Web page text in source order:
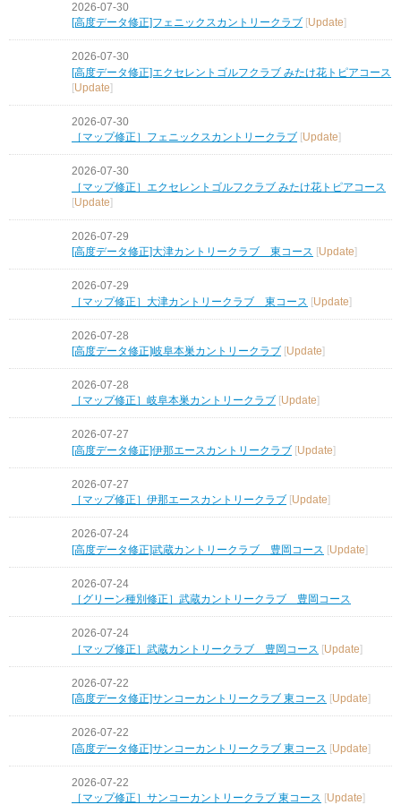
2026-07-30
[高度データ修正]フェニックスカントリークラブ
Update
2026-07-30
[高度データ修正]エクセレントゴルフクラブ みたけ花トピアコース
[Update]
2026-07-30
［マップ修正］フェニックスカントリークラブ [Update]
2026-07-30
［マップ修正］エクセレントゴルフクラブ みたけ花トピアコース
[Update]
2026-07-29
[高度データ修正]大津カントリークラブ 東コース [Update]
2026-07-29
［マップ修正］大津カントリークラブ 東コース [Update]
2026-07-28
[高度データ修正]岐阜本巣カントリークラブ [Update]
2026-07-28
［マップ修正］岐阜本巣カントリークラブ
Update
2026-07-27
[高度データ修正]伊那エースカントリークラブ [Update]
2026-07-27
［マップ修正］伊那エースカントリークラブ
Update
2026-07-24
[高度データ修正]武蔵カントリークラブ 豊岡コース [Update]
2026-07-24
［グリーン種別修正］武蔵カントリークラブ 豊岡コース
2026-07-24
［マップ修正］武蔵カントリークラブ 豊岡コース [Update]
2026-07-22
[高度データ修正]サンコーカントリークラブ 東コース [Update]
2026-07-22
[高度データ修正]サンコーカントリークラブ 東コース [Update]
2026-07-22
［マップ修正］サンコーカントリークラブ 東コース [Update]